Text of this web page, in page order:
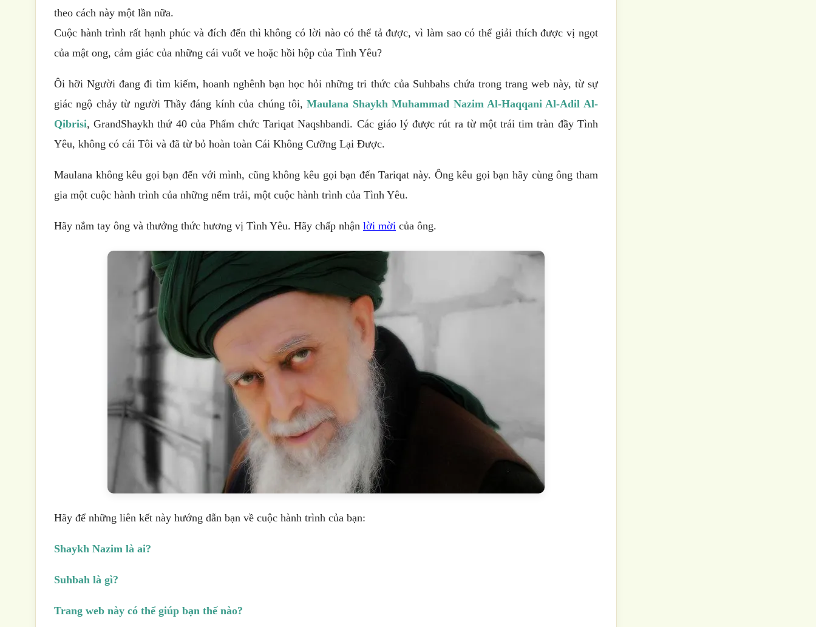
theo cách này một lần nữa.
Cuộc hành trình rất hạnh phúc và đích đến thì không có lời nào có thể tả được, vì làm sao có thể giải thích được vị ngọt
của mật ong, cảm giác của những cái vuốt ve hoặc hồi hộp của Tình Yêu?
Ôi hỡi Người đang đi tìm kiếm, hoanh nghênh bạn học hỏi những tri thức của Suhbahs chứa trong trang web này, từ sự
giác ngộ chảy từ người Thầy đáng kính của chúng tôi,Maulana Shaykh Muhammad Nazim Al-Haqqani Al-Adil Al-
Qibrisi, GrandShaykh thứ 40 của Phẩm chức Tariqat Naqshbandi. Các giáo lý được rút ra từ một trái tim tràn đầy Tình
Yêu, không có cái Tôi và đã từ bỏ hoàn toàn Cái Không Cưỡng Lại Được.
Maulana không kêu gọi bạn đến với mình, cũng không kêu gọi bạn đến Tariqat này. Ông kêu gọi bạn hãy cùng ông tham
gia một cuộc hành trình của những nếm trải, một cuộc hành trình của Tình Yêu.
Hãy nắm tay ông và thưởng thức hương vị Tình Yêu. Hãy chấp nhận lời mời của ông.
Hãy để những liên kết này hướng dẫn bạn về cuộc hành trình của bạn:
Shaykh Nazim là ai?
Suhbah là gì?
Trang web này có thể giúp bạn thế nào?